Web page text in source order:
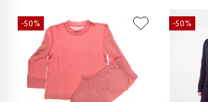
-50% -50%